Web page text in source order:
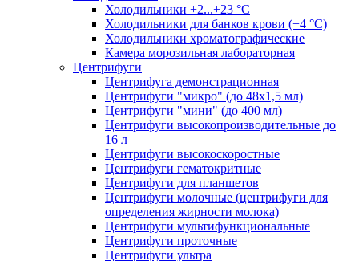
Холодильники +2...+23 °С
Холодильники для банков крови (+4 °С)
Холодильники хроматографические
Камера морозильная лабораторная
Центрифуги
Центрифуга демонстрационная
Центрифуги "микро" (до 48x1,5 мл)
Центрифуги "мини" (до 400 мл)
Центрифуги высокопроизводительные до
16 л
Центрифуги высокоскоростные
Центрифуги гематокритные
Центрифуги для планшетов
Центрифуги молочные (центрифуги для
определения жирности молока)
Центрифуги мультифункциональные
Центрифуги проточные
Центрифуги ультра